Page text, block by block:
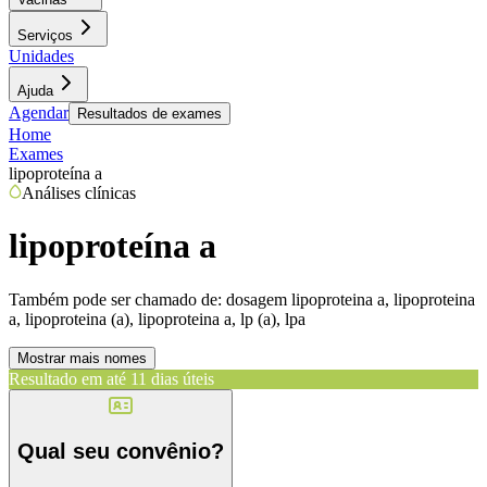
Serviços
Unidades
Ajuda
Agendar Resultados de exames
Home
Exames
lipoproteína a
Análises clínicas
lipoproteína a
Também pode ser chamado de: dosagem lipoproteina a, lipoproteina
a, lipoproteina (a), lipoproteina a, lp (a), lpa
Mostrar mais nomes
Resultado em até 11 dias úteis
Qual seu convênio?